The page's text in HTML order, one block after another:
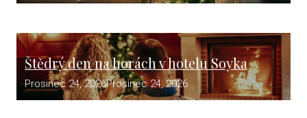
Štědrý den na horách v hotelu Soyka
Prosinec 24, 2026Prosinec 24, 2026